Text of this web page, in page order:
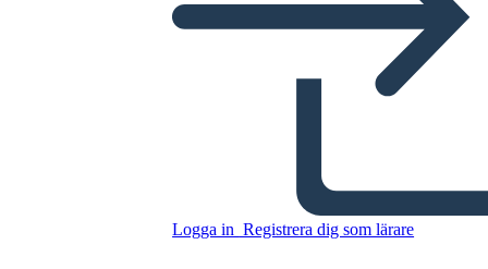
Logga in Registrera dig som lärare
Edward Tulane